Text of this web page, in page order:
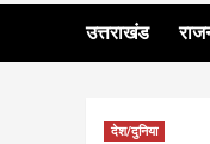
उत्तराखंड
देश/दुनिया